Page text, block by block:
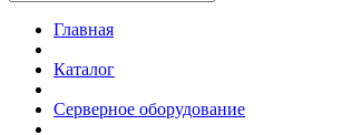
Главная
Каталог
Серверное оборудование